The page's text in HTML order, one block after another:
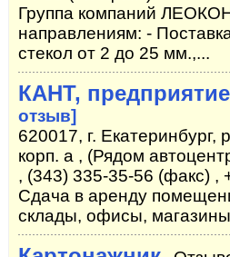
Группа компаний
направлениям: -
стекол от 2 до 25 мм.,...
КАНТ, предприятие
отзыв]
620017, г.
корп. а , (Рядом
, (343) 335-35-56 (факс) ,
Сдача в аренду
склады, офисы,